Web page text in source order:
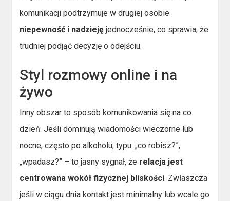
komunikacji podtrzymuje w drugiej osobie
niepewność i nadzieję jednocześnie, co sprawia, że
trudniej podjąć decyzję o odejściu.
Styl rozmowy online i na
żywo
Inny obszar to sposób komunikowania się na co
dzień. Jeśli dominują wiadomości wieczorne lub
nocne, często po alkoholu, typu: „co robisz?”,
„wpadasz?” – to jasny sygnał, że relacja jest
centrowana wokół fizycznej bliskości. Zwłaszcza
jeśli w ciągu dnia kontakt jest minimalny lub wcale go